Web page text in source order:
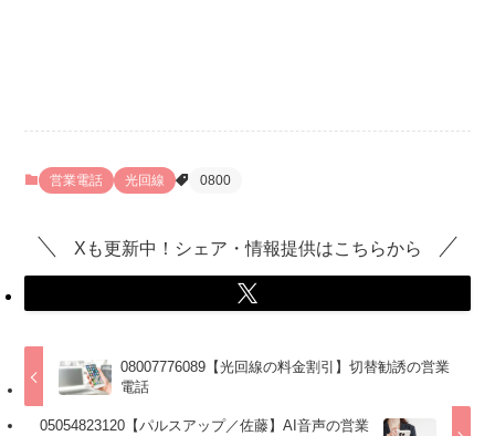
営業電話 光回線 0800
Xも更新中！シェア・情報提供はこちらから
08007776089【光回線の料金割引】切替勧誘の営業
電話
05054823120【パルスアップ／佐藤】AI音声の営業